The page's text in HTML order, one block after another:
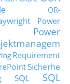
OR-
Power
Power
Requirement
Sicherhe
SQL
SQL